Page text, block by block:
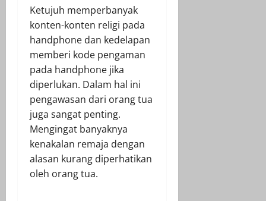
Ketujuh memperbanyak
konten-konten religi pada
handphone dan kedelapan
memberi kode pengaman
pada handphone jika
diperlukan. Dalam hal ini
pengawasan dari orang tua
juga sangat penting.
Mengingat banyaknya
kenakalan remaja dengan
alasan kurang diperhatikan
oleh orang tua.